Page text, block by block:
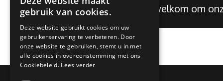
Je bent altijd welkom om
gebruik van cookies.
Deze website gebruikt cookies om uw
gebruikerservaring te verbeteren. Door
onze website te gebruiken, stemt u in met
alle cookies in overeenstemming met ons
Cookiebeleid. Lees verder